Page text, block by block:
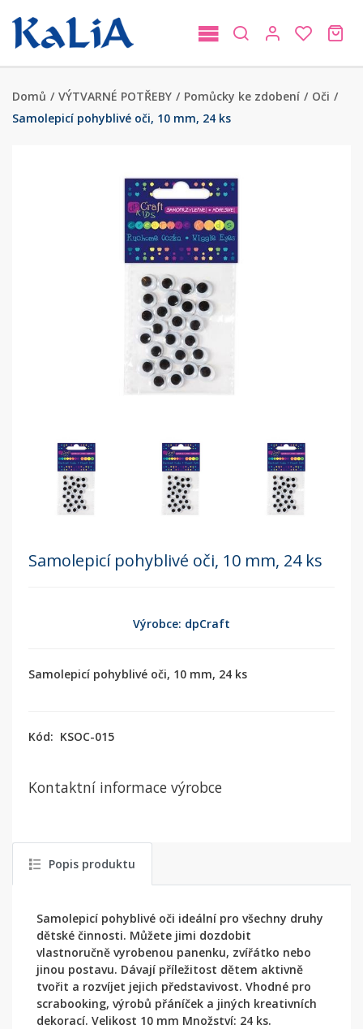
Domů / VÝTVARNÉ POTŘEBY / Pomůcky ke zdobení / Oči /
Samolepicí pohyblivé oči, 10 mm, 24 ks
Samolepicí pohyblivé oči, 10 mm, 24 ks
Výrobce: dpCraft
Samolepicí pohyblivé oči, 10 mm, 24 ks
Kód: KSOC-015
Kontaktní informace výrobce
Popis produktu
Samolepicí pohyblivé oči ideální pro všechny druhy
dětské činnosti. Můžete jimi dozdobit
vlastnoručně vyrobenou panenku, zvířátko nebo
jinou postavu. Dávají příležitost dětem aktivně
tvořit a rozvíjet jejich představivost. Vhodné pro
scrabooking, výrobů přáníček a jiných kreativních
dekorací. Velikost 10 mm Množství: 24 ks.